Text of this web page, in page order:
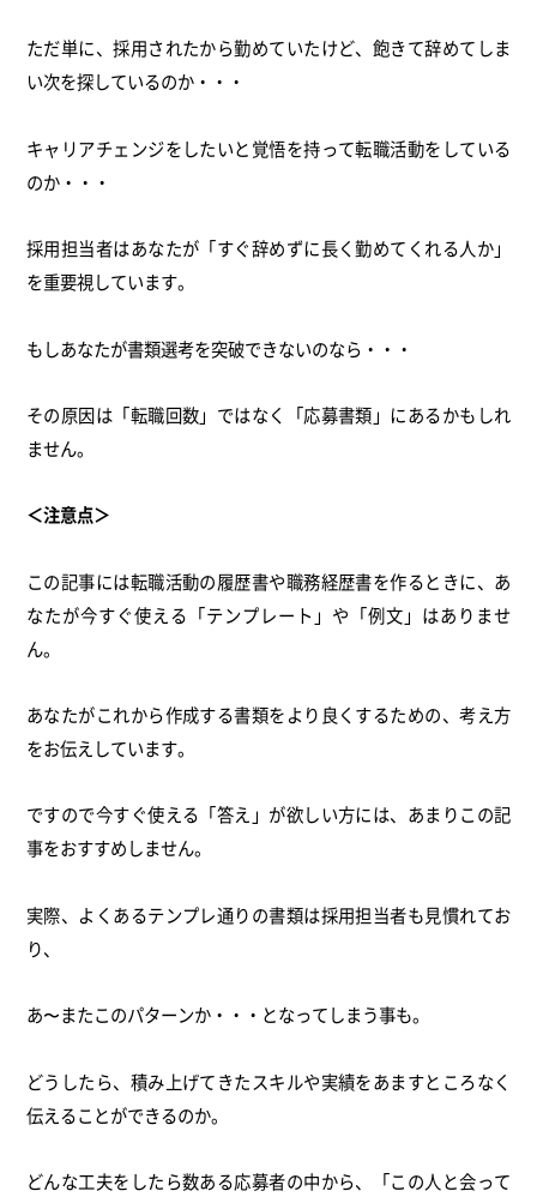
ただ単に、採用されたから勤めていたけど、飽きて辞めてしま
い次を探しているのか・・・
キャリアチェンジをしたいと覚悟を持って転職活動をしている
のか・・・
採用担当者はあなたが「すぐ辞めずに長く勤めてくれる人か」
を重要視しています。
もしあなたが書類選考を突破できないのなら・・・
その原因は「転職回数」ではなく「応募書類」にあるかもしれ
ません。
＜注意点＞
この記事には転職活動の履歴書や職務経歴書を作るときに、あ
なたが今すぐ使える「テンプレート」や「例文」はありませ
ん。
あなたがこれから作成する書類をより良くするための、考え方
をお伝えしています。
ですので今すぐ使える「答え」が欲しい方には、あまりこの記
事をおすすめしません。
実際、よくあるテンプレ通りの書類は採用担当者も見慣れてお
り、
あ〜またこのパターンか・・・となってしまう事も。
どうしたら、積み上げてきたスキルや実績をあますところなく
伝えることができるのか。
どんな工夫をしたら数ある応募者の中から、「この人と会って